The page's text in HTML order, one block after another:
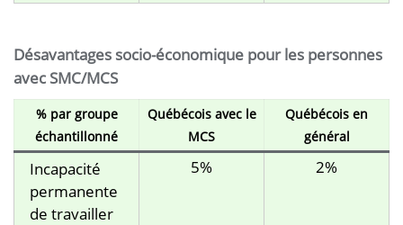
Désavantages socio-économique pour les personnes
avec SMC/MCS
% par groupe
échantillonné
Québécois avec le
MCS
Québécois en
général
Incapacité
permanente
de travailler
5% 2%